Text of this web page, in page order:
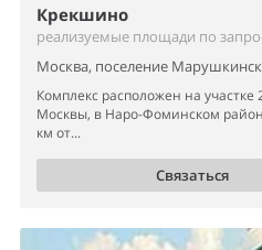
Крекшино
реализуемые площади по
Москва, поселение
Комплекс расположен на
Москвы, в Наро-Фоминском
км от...
Связаться